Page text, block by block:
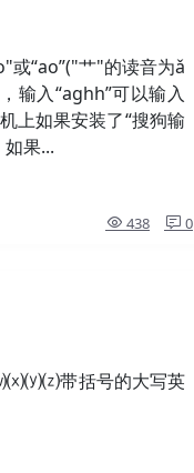
或“ao”("艹"的读音为ǎ
输入“aghh”可以输入
上如果安装了“搜狗输
果...
438 0
带括号的大写英